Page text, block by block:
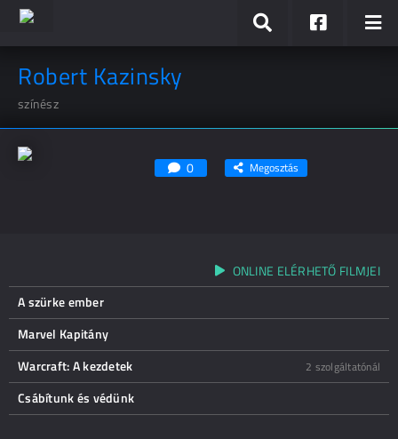
Robert Kazinsky
színész
0 Megosztás
ONLINE ELÉRHETŐ FILMJEI
A szürke ember
Marvel Kapitány
Warcraft: A kezdetek
2 szolgáltatónál
Csábítunk és védünk